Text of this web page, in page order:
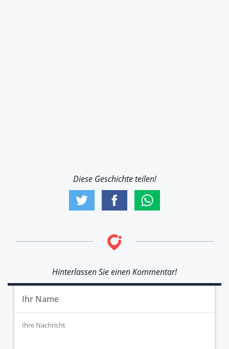
Diese Geschichte teilen!
Hinterlassen Sie einen Kommentar!